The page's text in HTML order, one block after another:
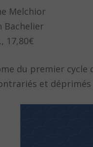
Melchior
Bachelier
17,80€
du premier
et